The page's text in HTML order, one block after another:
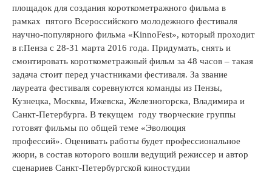
площадок для создания короткометражного фильма в
рамках пятого Всероссийского молодежного фестиваля
научно-популярного фильма «KinnoFest», который проходит
в г.Пенза с 28-31 марта 2016 года. Придумать, снять и
смонтировать короткометражный фильм за 48 часов – такая
задача стоит перед участниками фестиваля. За звание
лауреата фестиваля соревнуются команды из Пензы,
Кузнецка, Москвы, Ижевска, Железногорска, Владимира и
Санкт-Петербурга. В текущем году творческие группы
готовят фильмы по общей теме «Эволюция
профессий». Оценивать работы будет профессиональное
жюри, в состав которого вошли ведущий режиссер и автор
сценариев Санкт-Петербургской киностудии